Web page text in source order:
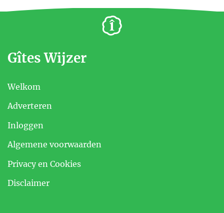
Gîtes Wijzer
Welkom
Adverteren
Inloggen
Algemene voorwaarden
Privacy en Cookies
Disclaimer